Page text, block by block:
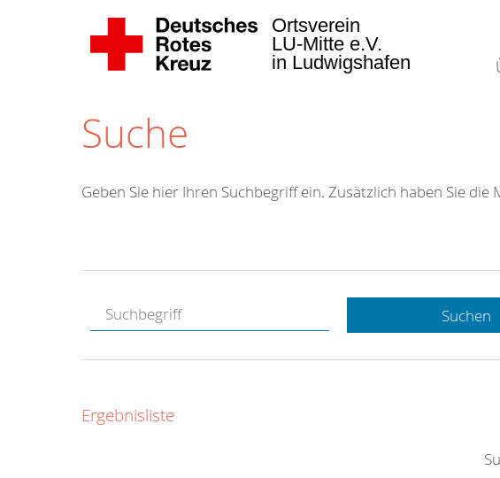
Ortsverein
LU-Mitte e.V.
in Ludwigshafen
Suche
Hotline.
gerne.
Geben Sie hier Ihren Suchbegriff ein. Zusätzlich haben Sie
Suchen
Ergebnisliste